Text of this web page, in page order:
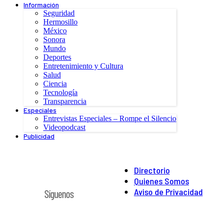
Información
Seguridad
Hermosillo
México
Sonora
Mundo
Deportes
Entretenimiento y Cultura
Salud
Ciencia
Tecnología
Transparencia
Especiales
Entrevistas Especiales – Rompe el Silencio
Videopodcast
Publicidad
Directorio
Quienes Somos
Aviso de Privacidad
Síguenos